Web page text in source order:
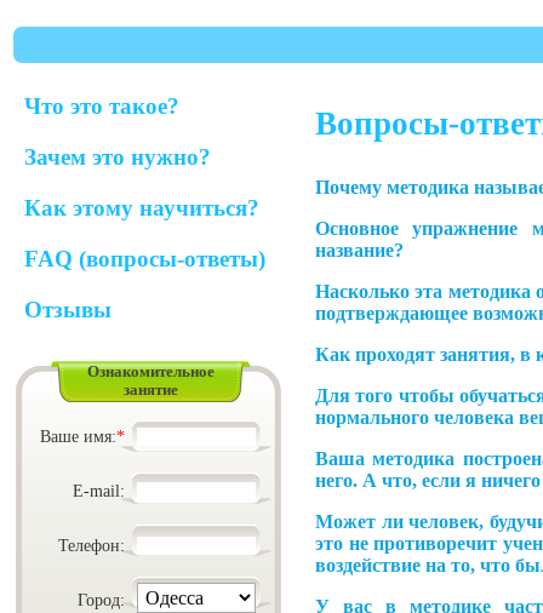
Что это такое?
Зачем это нужно?
Как этому научиться?
FAQ (вопросы-ответы)
Отзывы
Ознакомительное
занятие
Ваше имя:*
E-mail:
Телефон:
Город:
Вопросы-
Почему методика
Основное упражнение
название?
Насколько эта методика
подтверждающее
Как проходят занятия, в
Для того чтобы
нормального человека
Ваша методика
него. А что, если я
Может ли человек,
это не противоречит
воздействие на то, что
У вас в методике часто